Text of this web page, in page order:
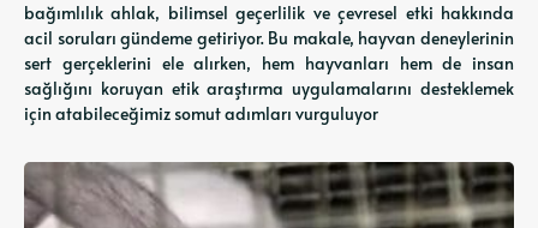
bağımlılık ahlak, bilimsel geçerlilik ve çevresel etki hakkında
acil soruları gündeme getiriyor. Bu makale, hayvan deneylerinin
sert gerçeklerini ele alırken, hem hayvanları hem de insan
sağlığını koruyan etik araştırma uygulamalarını desteklemek
için atabileceğimiz somut adımları vurguluyor